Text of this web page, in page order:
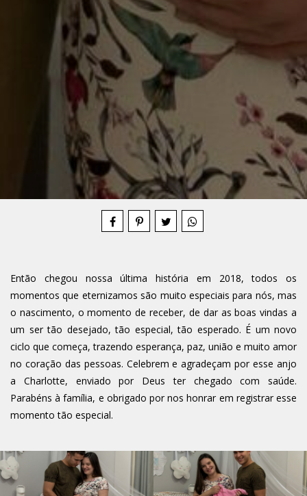
Compartilhe
Então chegou nossa última história em 2018, todos os
momentos que eternizamos são muito especiais para nós, mas
o nascimento, o momento de receber, de dar as boas vindas a
um ser tão desejado, tão especial, tão esperado. É um novo
ciclo que começa, trazendo esperança, paz, união e muito amor
no coração das pessoas. Celebrem e agradeçam por esse anjo
a Charlotte, enviado por Deus ter chegado com saúde.
Parabéns à família, e obrigado por nos honrar em registrar esse
momento tão especial.